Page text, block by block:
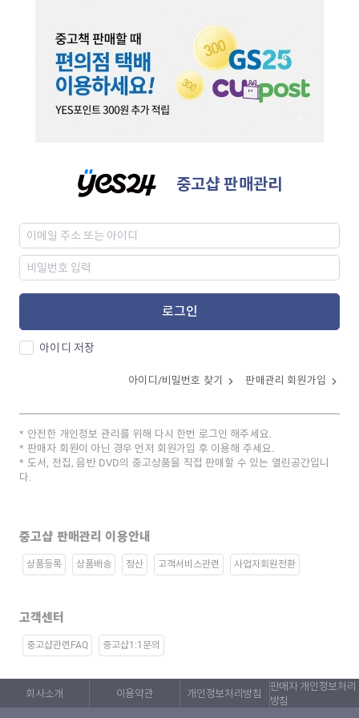
중고샵 판매관리
로그인
아이디 저장
아이디/비밀번호 찾기 판매관리 회원가입
안전한 개인정보 관리를 위해 다시 한번 로그인 해주세요.
판매자 회원이 아닌 경우 먼저 회원가입 후 이용해 주세요.
도서, 전집, 음반 DVD의 중고상품을 직접 판매할 수 있는 열린공간입니
다.
중고샵 판매관리 이용안내
상품등록 상품배송 정산 고객서비스관련 사업자회원전환
고객센터
중고샵관련FAQ 중고샵1:1문의
회사소개 이용약관 개인정보처리방침
판매자 개인정보처리
방침